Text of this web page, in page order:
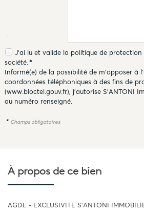
J'ai lu et valide la politique de protection
société.*
Informé(e) de la possibilité de m'opposer à
coordonnées téléphoniques à des fins de
(www.bloctel.gouv.fr), j'autorise S'ANTONI
au numéro renseigné.
* Champs obligatoires
À propos de ce bien
AGDE - EXCLUSIVITE S'ANTONI